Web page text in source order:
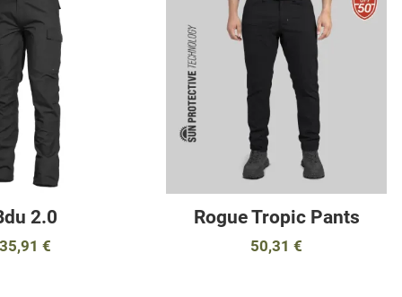
Προσθήκη για σύγκριση
Γρήγορη ματιά
2.0
35,91 €
Rogue Tropic Pants
50,31 €